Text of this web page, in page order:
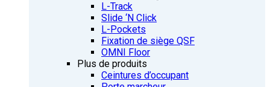
L-Track
Slide ‘N Click
L-Pockets
Fixation de siège QSF
OMNI Floor
Plus de produits
Ceintures d’occupant